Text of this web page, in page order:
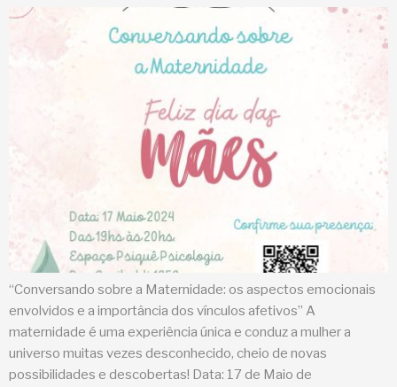
“Conversando sobre a Maternidade: os aspectos emocionais
envolvidos e a importância dos vínculos afetivos” A
maternidade é uma experiência única e conduz a mulher a
universo muitas vezes desconhecido, cheio de novas
possibilidades e descobertas! Data: 17 de Maio de